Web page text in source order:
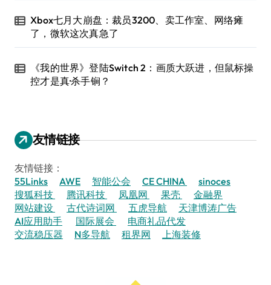
Xbox七月大崩盘：裁员3200、卖工作室、网络瘫
了，微软这次真急了
《我的世界》登陆Switch 2：画质大跃进，但鼠标操
控才是真·杀手锏？
友情链接
友情链接：
55Links
AWE 智能公会 CE CHINA
sinoces
搜狐科技
腾讯科技 凤凰网 果壳
金融界
网站建设
古代诗词网 五虎导航
天津博涛广告
AI应用助手
国际展会
电商礼品代发
交流稳压器
N多导航 租界网 上海装修